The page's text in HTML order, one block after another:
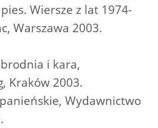
Wiersze z lat 1974-
Warszawa 2003.
i kara,
Kraków 2003.
Wydawnictwo